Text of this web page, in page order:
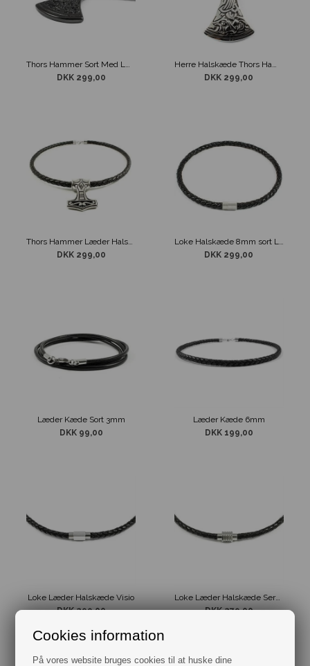
Cookies information
På vores website bruges cookies til at huske dine
DKK 299,00
DKK 299,00
Thors Hammer Læder Halskæde
DKK 299,00
Loke Halskæde 8mm sort Læder
DKK 299,00
Læder Kæde Sort 3mm
DKK 99,00
Læder Kæde 6mm
DKK 199,00
Loke Læder Halskæde Visio
DKK 299,00
Loke Læder Halskæde Sergio 6mm
DKK 279,00